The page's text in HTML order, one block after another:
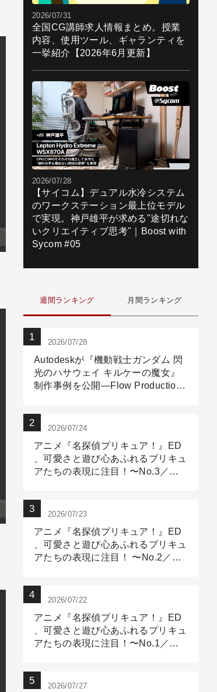
2026/07/31
全国CG講師求人情報まとめ。授業
内容、使用ツール、ギャランティを
一挙紹介【2026年6月更新】
2026/07/28
【サイコム】デュアル水冷システム
のワークステーション最上位モデル
で実現。神戸雄平が求める"途切れな
いクリエイティブ思考"｜Boost with
Sycom #05
週間ランキング 月間ランキング
2026/07/28
Autodeskが『機動戦士ガンダム 閃
光のハサウェイ キルケーの魔女』
制作事例を公開―Flow Production
2026/07/24
アニメ『名探偵プリキュア！』ED
、可愛さと遊び心あふれるプリキュ
アたちの表現に注目！〜No.3／ア
2026/07/23
アニメ『名探偵プリキュア！』ED
、可愛さと遊び心あふれるプリキュ
アたちの表現に注目！ 〜No.2／モ
2026/07/22
アニメ『名探偵プリキュア！』ED
、可愛さと遊び心あふれるプリキュ
アたちの表現に注目！〜No.1／演
2026/07/27